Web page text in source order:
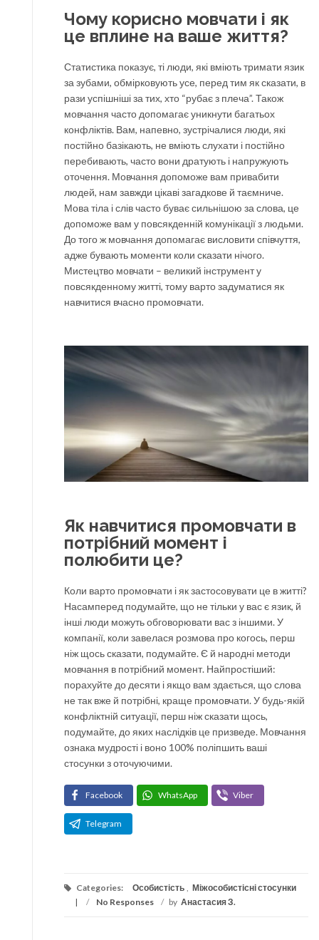
Чому корисно мовчати і як
це вплине на ваше життя?
Статистика показує, ті люди, які вміють тримати язик
за зубами, обмірковують усе, перед тим як сказати, в
рази успішніші за тих, хто “рубає з плеча”. Також
мовчання часто допомагає уникнути багатьох
конфліктів. Вам, напевно, зустрічалися люди, які
постійно базікають, не вміють слухати і постійно
перебивають, часто вони дратують і напружують
оточення. Мовчання допоможе вам привабити
людей, нам завжди цікаві загадкове й таємниче.
Мова тіла і слів часто буває сильнішою за слова, це
допоможе вам у повсякденній комунікації з людьми.
До того ж мовчання допомагає висловити співчуття,
адже бувають моменти коли сказати нічого.
Мистецтво мовчати – великий інструмент у
повсякденному житті, тому варто задуматися як
навчитися вчасно промовчати.
Як навчитися промовчати в
потрібний момент і
полюбити це?
Коли варто промовчати і як застосовувати це в житті?
Насамперед подумайте, що не тільки у вас є язик, й
інші люди можуть обговорювати вас з іншими. У
компанії, коли завелася розмова про когось, перш
ніж щось сказати, подумайте. Є й народні методи
мовчання в потрібний момент. Найпростіший:
порахуйте до десяти і якщо вам здається, що слова
не так вже й потрібні, краще промовчати. У будь-якій
конфліктній ситуації, перш ніж сказати щось,
подумайте, до яких наслідків це призведе. Мовчання
ознака мудрості і воно 100% поліпшить ваші
стосунки з оточуючими.
Facebook WhatsApp Viber
Telegram
Categories: Особистість , Міжособистісні стосунки
/
No Responses / by Анастасия З.